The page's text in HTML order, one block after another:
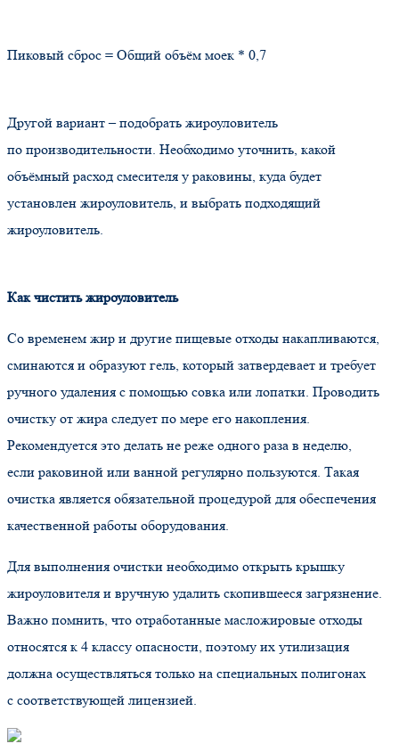
Пиковый сброс = Общий объём моек * 0,7
Другой вариант – подобрать жироуловитель
по производительности. Необходимо уточнить, какой
объёмный расход смесителя у раковины, куда будет
установлен жироуловитель, и выбрать подходящий
жироуловитель.
Как чистить жироуловитель
Со временем жир и другие пищевые отходы накапливаются,
сминаются и образуют гель, который затвердевает и требует
ручного удаления с помощью совка или лопатки. Проводить
очистку от жира следует по мере его накопления.
Рекомендуется это делать не реже одного раза в неделю,
если раковиной или ванной регулярно пользуются. Такая
очистка является обязательной процедурой для обеспечения
качественной работы оборудования.
Для выполнения очистки необходимо открыть крышку
жироуловителя и вручную удалить скопившееся загрязнение.
Важно помнить, что отработанные масложировые отходы
относятся к 4 классу опасности, поэтому их утилизация
должна осуществляться только на специальных полигонах
с соответствующей лицензией.